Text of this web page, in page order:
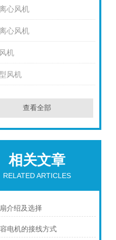
心风机
心风机
机
风机
查看全部
相关文章
RELATED ARTICLES
介绍及选择
电机的接线方式